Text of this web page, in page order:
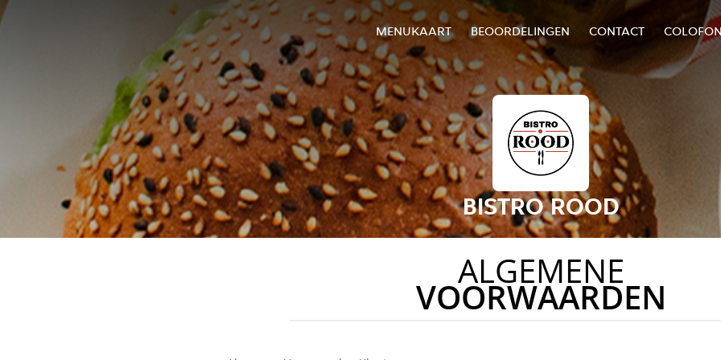
MENUKAART BEOORDELINGEN CONTACT
BISTRO ROOD
ALGEMENE
VOORWAARDEN